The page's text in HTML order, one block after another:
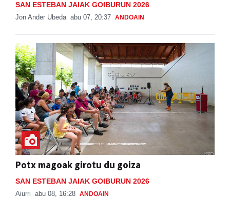
SAN ESTEBAN JAIAK GOIBURUN 2026
Jon Ander Ubeda abu 07, 20:37 ANDOAIN
Potx magoak girotu du goiza
SAN ESTEBAN JAIAK GOIBURUN 2026
Aiurri abu 08, 16:28 ANDOAIN